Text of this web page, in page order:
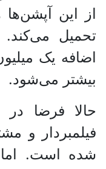
از این آپشن‌ها
تحمیل می‌کند.
اضافه یک
بیشتر می‌شود.
حالا فرضا در
فیلمبردار و
شده است.